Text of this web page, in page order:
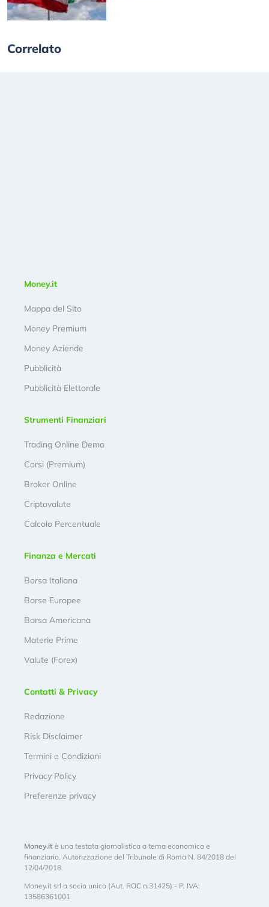
Correlato
Money.it
Mappa del Sito
Money Premium
Money Aziende
Pubblicità
Pubblicità Elettorale
Strumenti Finanziari
Trading Online Demo
Corsi (Premium)
Broker Online
Criptovalute
Calcolo Percentuale
Finanza e Mercati
Borsa Italiana
Borse Europee
Borsa Americana
Materie Prime
Valute (Forex)
Contatti & Privacy
Redazione
Risk Disclaimer
Termini e Condizioni
Privacy Policy
Preferenze privacy
Money.it è una testata giornalistica a tema economico e
finanziario. Autorizzazione del Tribunale di Roma N. 84/2018 del
12/04/2018.
Money.it srl a socio unico (Aut. ROC n.31425) - P. IVA:
13586361001